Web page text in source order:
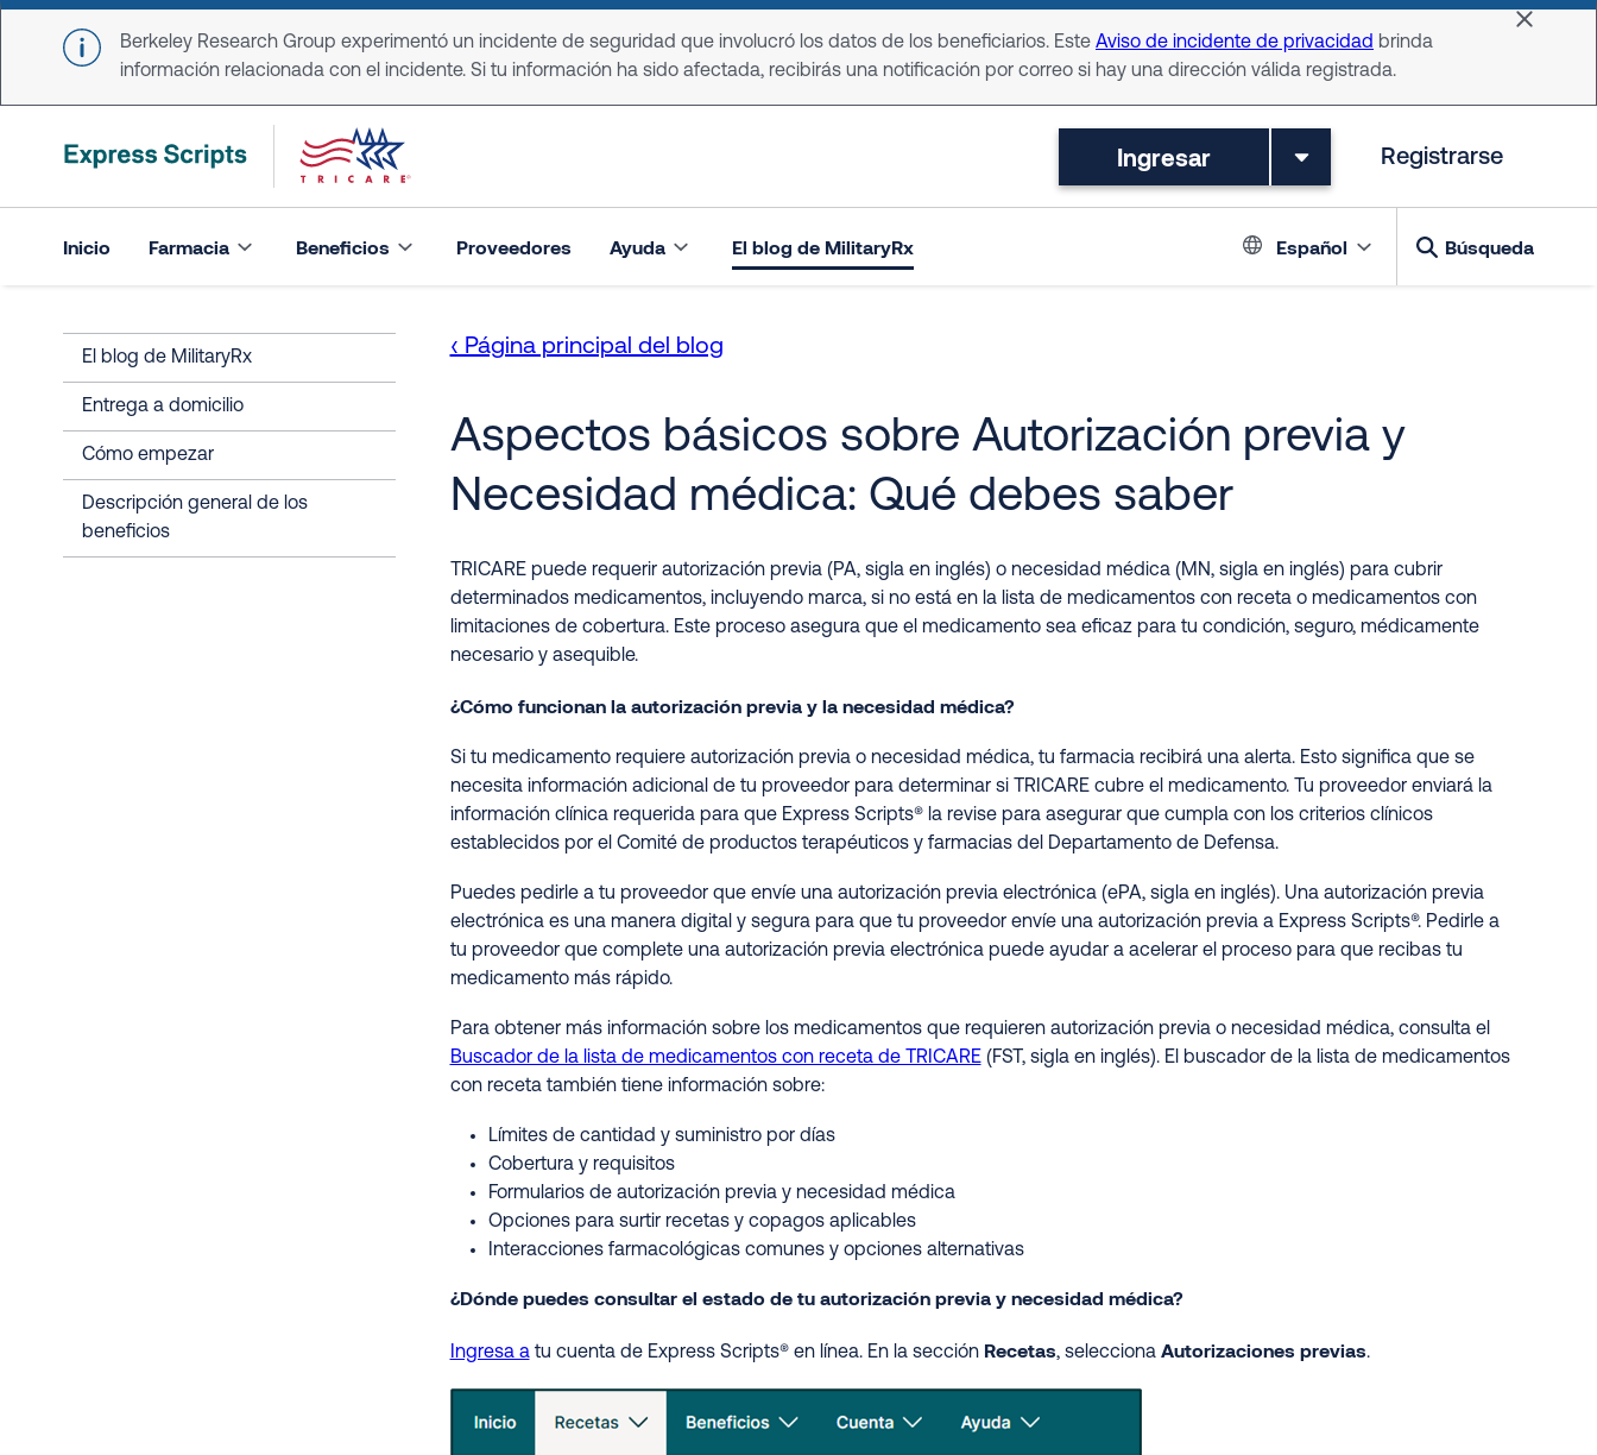
Skip to main content
Berkeley Research Group experimentó un incidente de seguridad que involucró los datos de los beneficiarios. Este Aviso de incidente de privacidad brinda
información relacionada con el incidente. Si tu información ha sido afectada, recibirás una notificación por correo si hay una dirección válida registrada.
Dismiss
Ingresar Registrarse
Inicio Farmacia Beneficios Proveedores Ayuda El blog de MilitaryRx Language
Español Búsqueda
El blog de MilitaryRx
Entrega a domicilio
Cómo empezar
Descripción general de los
beneficios
‹ Página principal del blog
Aspectos básicos sobre Autorización previa y
Necesidad médica: Qué debes saber
TRICARE puede requerir autorización previa (PA, sigla en inglés) o necesidad médica (MN, sigla en inglés) para cubrir
determinados medicamentos, incluyendo marca, si no está en la lista de medicamentos con receta o medicamentos con
limitaciones de cobertura. Este proceso asegura que el medicamento sea eficaz para tu condición, seguro, médicamente
necesario y asequible.
¿Cómo funcionan la autorización previa y la necesidad médica?
Si tu medicamento requiere autorización previa o necesidad médica, tu farmacia recibirá una alerta. Esto significa que se
necesita información adicional de tu proveedor para determinar si TRICARE cubre el medicamento. Tu proveedor enviará la
información clínica requerida para que Express Scripts® la revise para asegurar que cumpla con los criterios clínicos
establecidos por el Comité de productos terapéuticos y farmacias del Departamento de Defensa.
Puedes pedirle a tu proveedor que envíe una autorización previa electrónica (ePA, sigla en inglés). Una autorización previa
electrónica es una manera digital y segura para que tu proveedor envíe una autorización previa a Express Scripts®. Pedirle a
tu proveedor que complete una autorización previa electrónica puede ayudar a acelerar el proceso para que recibas tu
medicamento más rápido.
Para obtener más información sobre los medicamentos que requieren autorización previa o necesidad médica, consulta el
Buscador de la lista de medicamentos con receta de TRICARE(FST, sigla en inglés). El buscador de la lista de medicamentos
con receta también tiene información sobre:
Límites de cantidad y suministro por días
Cobertura y requisitos
Formularios de autorización previa y necesidad médica
Opciones para surtir recetas y copagos aplicables
Interacciones farmacológicas comunes y opciones alternativas
¿Dónde puedes consultar el estado de tu autorización previa y necesidad médica?
Ingresa atu cuenta de Express Scripts® en línea. En la sección Recetas, selecciona Autorizaciones previas.